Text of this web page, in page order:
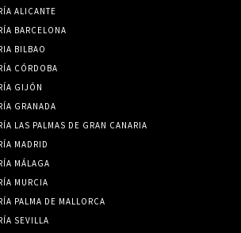
ALICANTE
BARCELONA
BILBAO
CÓRDOBA
GIJÓN
GRANADA
LAS PALMAS DE GRAN CANARIA
MADRID
MÁLAGA
MURCIA
PALMA DE MALLORCA
SEVILLA